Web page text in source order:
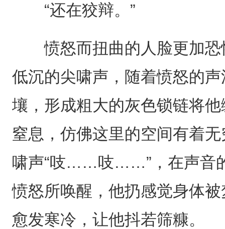
“还在狡辩。”
愤怒而扭曲的人脸更加恐
低沉的尖啸声，随着愤怒的
壤，形成粗大的灰色锁链将
窒息，仿佛这里的空间有着
啸声“吱……吱……”，在声音
愤怒所唤醒，他扔感觉身体
愈发寒冷，让他抖若筛糠。